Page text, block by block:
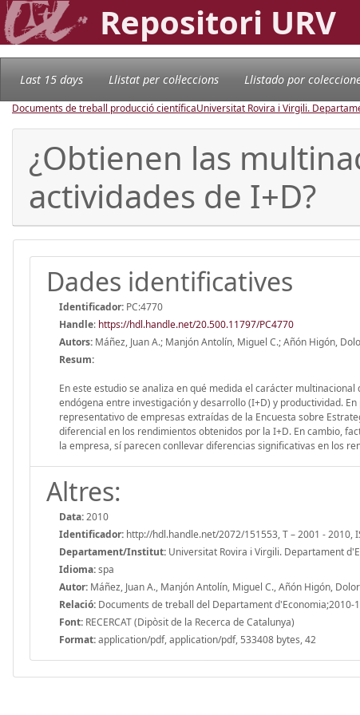
Repositori URV
Last 15 days Llistat per col·leccions Llistado por
Documents de treball producció científicaUniversitat Rovira i Virgili.
¿Obtienen las
actividades de I+D?
Dades identificatives
Identificador: PC:4770
Handle: https://hdl.handle.net/20.500.11797/PC4770
Autors: Máñez, Juan A.; Manjón Antolín, Miguel C.; Añón Higón,
Resum:
En este estudio se analiza en qué medida el carácter
endógena entre investigación y desarrollo (I+D) y productividad.
representativo de empresas extraídas de la Encuesta sobre
diferencial en los rendimientos obtenidos por la I+D. En cambio,
la empresa, sí parecen conllevar diferencias significativas en los
Altres:
Data:2010
Identificador: http://hdl.handle.net/2072/151553, T – 2001 - 2010,
Departament/Institut: Universitat Rovira i Virgili. Departament
Idioma:spa
Autor: Máñez, Juan A., Manjón Antolín, Miguel C., Añón Higón,
Relació: Documents de treball del Departament d'Economia;2010-
Font: RECERCAT (Dipòsit de la Recerca de Catalunya)
Format:application/pdf, application/pdf, 533408 bytes, 42